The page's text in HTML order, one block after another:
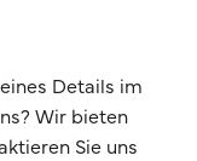
Details im
Wir bieten
Sie uns